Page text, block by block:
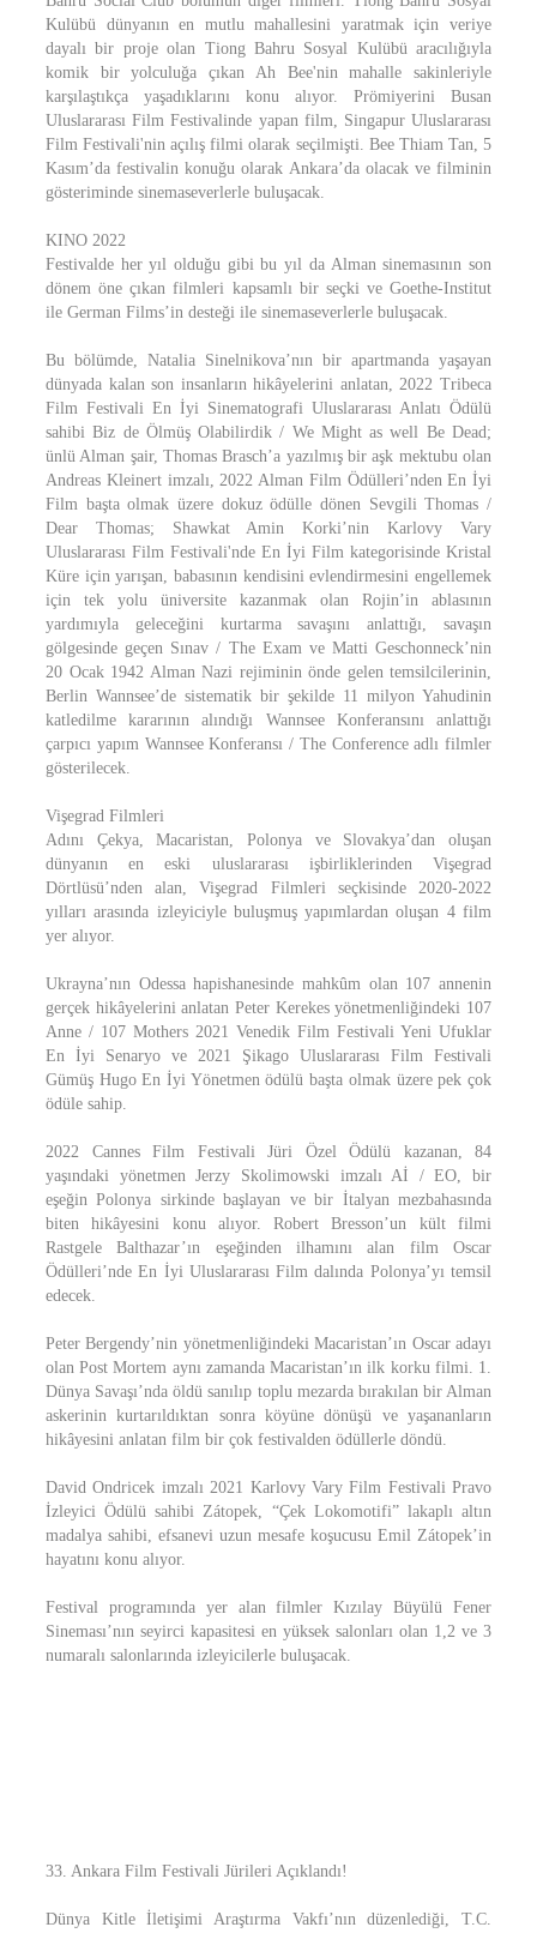
Kulübü dünyanın en mutlu mahallesini yaratmak için veriye
dayalı bir proje olan Tiong Bahru Sosyal Kulübü aracılığıyla
komik bir yolculuğa çıkan Ah Bee'nin mahalle sakinleriyle
karşılaştıkça yaşadıklarını konu alıyor. Prömiyerini Busan
Uluslararası Film Festivalinde yapan film, Singapur Uluslararası
Film Festivali'nin açılış filmi olarak seçilmişti. Bee Thiam Tan, 5
Kasım’da festivalin konuğu olarak Ankara’da olacak ve filminin
gösteriminde sinemaseverlerle buluşacak.
KINO 2022
Festivalde her yıl olduğu gibi bu yıl da Alman sinemasının son
dönem öne çıkan filmleri kapsamlı bir seçki ve Goethe-Institut
ile German Films’in desteği ile sinemaseverlerle buluşacak.
Bu bölümde, Natalia Sinelnikova’nın bir apartmanda yaşayan
dünyada kalan son insanların hikâyelerini anlatan, 2022 Tribeca
Film Festivali En İyi Sinematografi Uluslararası Anlatı Ödülü
sahibi Biz de Ölmüş Olabilirdik / We Might as well Be Dead;
ünlü Alman şair, Thomas Brasch’a yazılmış bir aşk mektubu olan
Andreas Kleinert imzalı, 2022 Alman Film Ödülleri’nden En İyi
Film başta olmak üzere dokuz ödülle dönen Sevgili Thomas /
Dear Thomas; Shawkat Amin Korki’nin Karlovy Vary
Uluslararası Film Festivali'nde En İyi Film kategorisinde Kristal
Küre için yarışan, babasının kendisini evlendirmesini engellemek
için tek yolu üniversite kazanmak olan Rojin’in ablasının
yardımıyla geleceğini kurtarma savaşını anlattığı, savaşın
gölgesinde geçen Sınav / The Exam ve Matti Geschonneck’nin
20 Ocak 1942 Alman Nazi rejiminin önde gelen temsilcilerinin,
Berlin Wannsee’de sistematik bir şekilde 11 milyon Yahudinin
katledilme kararının alındığı Wannsee Konferansını anlattığı
çarpıcı yapım Wannsee Konferansı / The Conference adlı filmler
gösterilecek.
Vişegrad Filmleri
Adını Çekya, Macaristan, Polonya ve Slovakya’dan oluşan
dünyanın en eski uluslararası işbirliklerinden Vişegrad
Dörtlüsü’nden alan, Vişegrad Filmleri seçkisinde 2020-2022
yılları arasında izleyiciyle buluşmuş yapımlardan oluşan 4 film
yer alıyor.
Ukrayna’nın Odessa hapishanesinde mahkûm olan 107 annenin
gerçek hikâyelerini anlatan Peter Kerekes yönetmenliğindeki 107
Anne / 107 Mothers 2021 Venedik Film Festivali Yeni Ufuklar
En İyi Senaryo ve 2021 Şikago Uluslararası Film Festivali
Gümüş Hugo En İyi Yönetmen ödülü başta olmak üzere pek çok
ödüle sahip.
2022 Cannes Film Festivali Jüri Özel Ödülü kazanan, 84
yaşındaki yönetmen Jerzy Skolimowski imzalı Aİ / EO, bir
eşeğin Polonya sirkinde başlayan ve bir İtalyan mezbahasında
biten hikâyesini konu alıyor. Robert Bresson’un kült filmi
Rastgele Balthazar’ın eşeğinden ilhamını alan film Oscar
Ödülleri’nde En İyi Uluslararası Film dalında Polonya’yı temsil
edecek.
Peter Bergendy’nin yönetmenliğindeki Macaristan’ın Oscar adayı
olan Post Mortem aynı zamanda Macaristan’ın ilk korku filmi. 1.
Dünya Savaşı’nda öldü sanılıp toplu mezarda bırakılan bir Alman
askerinin kurtarıldıktan sonra köyüne dönüşü ve yaşananların
hikâyesini anlatan film bir çok festivalden ödüllerle döndü.
David Ondricek imzalı 2021 Karlovy Vary Film Festivali Pravo
İzleyici Ödülü sahibi Zátopek, “Çek Lokomotifi” lakaplı altın
madalya sahibi, efsanevi uzun mesafe koşucusu Emil Zátopek’in
hayatını konu alıyor.
Festival programında yer alan filmler Kızılay Büyülü Fener
Sineması’nın seyirci kapasitesi en yüksek salonları olan 1,2 ve 3
numaralı salonlarında izleyicilerle buluşacak.
33. Ankara Film Festivali Jürileri Açıklandı!
Dünya Kitle İletişimi Araştırma Vakfı’nın düzenlediği, T.C.